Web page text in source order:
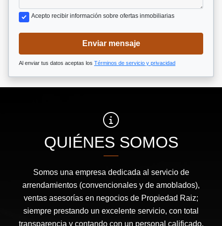
Acepto recibir información sobre ofertas inmobiliarias
Enviar mensaje
Al enviar tus datos aceptas los Términos de servicio y privacidad
QUIÉNES SOMOS
Somos una empresa dedicada al servicio de
arrendamientos (convencionales y de amoblados),
ventas asesorías en negocios de Propiedad Raiz;
siempre prestando un excelente servicio, con total
transparencia y contando con un personal calificado.